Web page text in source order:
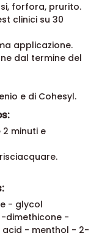
forfora, prurito.
clinici su 30
applicazione.
dal termine del
e di Cohesyl.
minuti e
- glycol
dimethicone -
acid - menthol - 2-